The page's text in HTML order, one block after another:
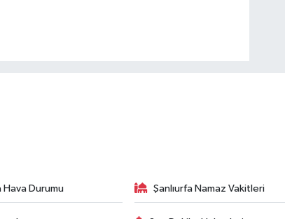
Hava Durumu Şanlıurfa Namaz Vakitleri